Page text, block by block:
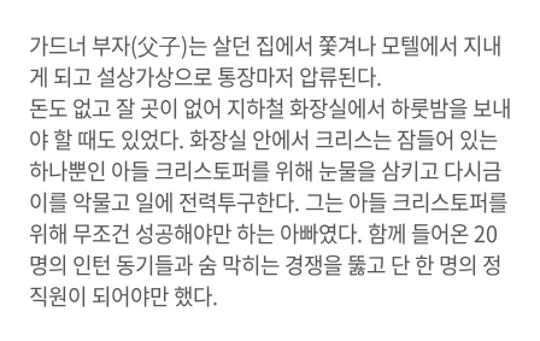
가드너 부자(父子)는 살던 집에서 쫓겨나 모텔에서 지내
게 되고 설상가상으로 통장마저 압류된다.
돈도 없고 잘 곳이 없어 지하철 화장실에서 하룻밤을 보내
야 할 때도 있었다. 화장실 안에서 크리스는 잠들어 있는
하나뿐인 아들 크리스토퍼를 위해 눈물을 삼키고 다시금
이를 악물고 일에 전력투구한다. 그는 아들 크리스토퍼를
위해 무조건 성공해야만 하는 아빠였다. 함께 들어온 20
명의 인턴 동기들과 숨 막히는 경쟁을 뚫고 단 한 명의 정
직원이 되어야만 했다.